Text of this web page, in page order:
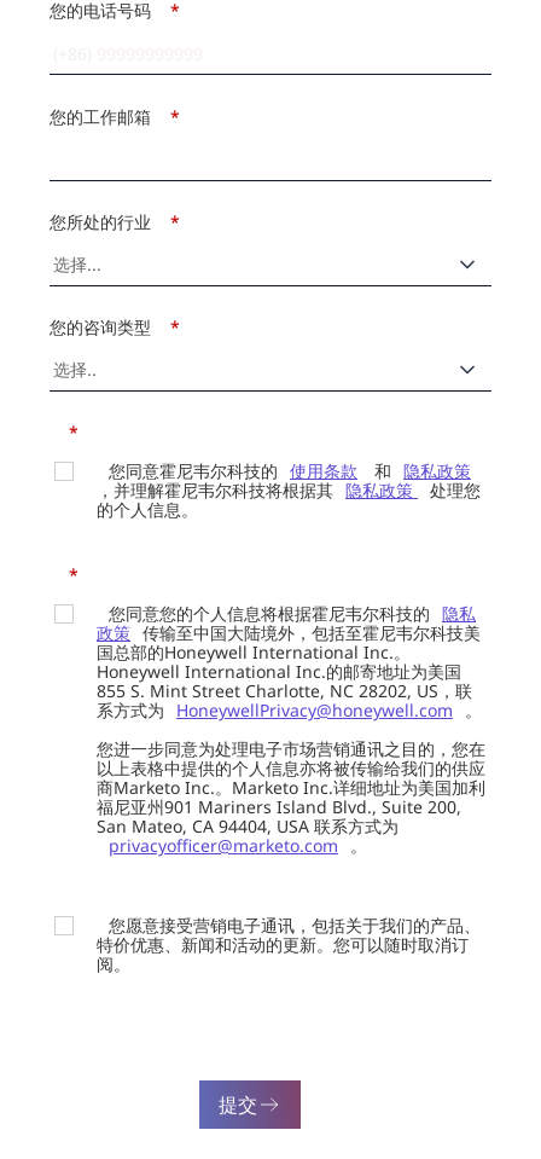
*
您的电话号码
*
您的工作邮箱
*
您所处的行业
*
您的咨询类型
*
您同意霍尼韦尔科技的 使用条款 和 隐私政策
，并理解霍尼韦尔科技将根据其 隐私政策
处理您
的个人信息。
*
您同意您的个人信息将根据霍尼韦尔科技的 隐私
政策 传输至中国大陆境外，包括至霍尼韦尔科技美
国总部的Honeywell International Inc.。
Honeywell International Inc.的邮寄地址为美国
855 S. Mint Street Charlotte, NC 28202, US，联
系方式为
HoneywellPrivacy@honeywell.com
。
您进一步同意为处理电子市场营销通讯之目的，您在
以上表格中提供的个人信息亦将被传输给我们的供应
商Marketo Inc.。Marketo Inc.详细地址为美国加利
福尼亚州901 Mariners Island Blvd., Suite 200,
San Mateo, CA 94404, USA 联系方式为
privacyofficer@marketo.com
。
您愿意接受营销电子通讯，包括关于我们的产品、
特价优惠、新闻和活动的更新。您可以随时取消订
阅。
提交